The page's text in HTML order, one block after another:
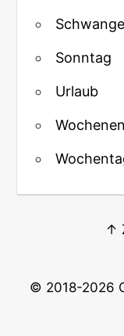
Sonntag
Urlaub
↑
© 2018-2026